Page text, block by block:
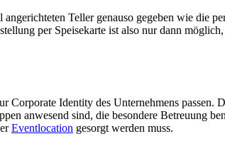
Teller genauso gegeben wie die
per Speisekarte ist also nur dann
Identity des Unternehmens passen.
anwesend sind, die besondere Betreuung
Eventlocation gesorgt werden muss.